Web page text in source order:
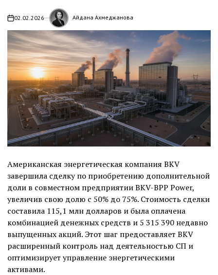
on02.02.2026 Айдана Ахмеджанова
Американская энергетическая компания BKV
завершила сделку по приобретению дополнительной
доли в совместном предприятии BKV-BPP Power,
увеличив свою долю с 50% до 75%. Стоимость сделки
составила 115,1 млн долларов и была оплачена
комбинацией денежных средств и 5 315 390 недавно
выпущенных акций. Этот шаг предоставляет BKV
расширенный контроль над деятельностью СП и
оптимизирует управление энергетическими
активами.